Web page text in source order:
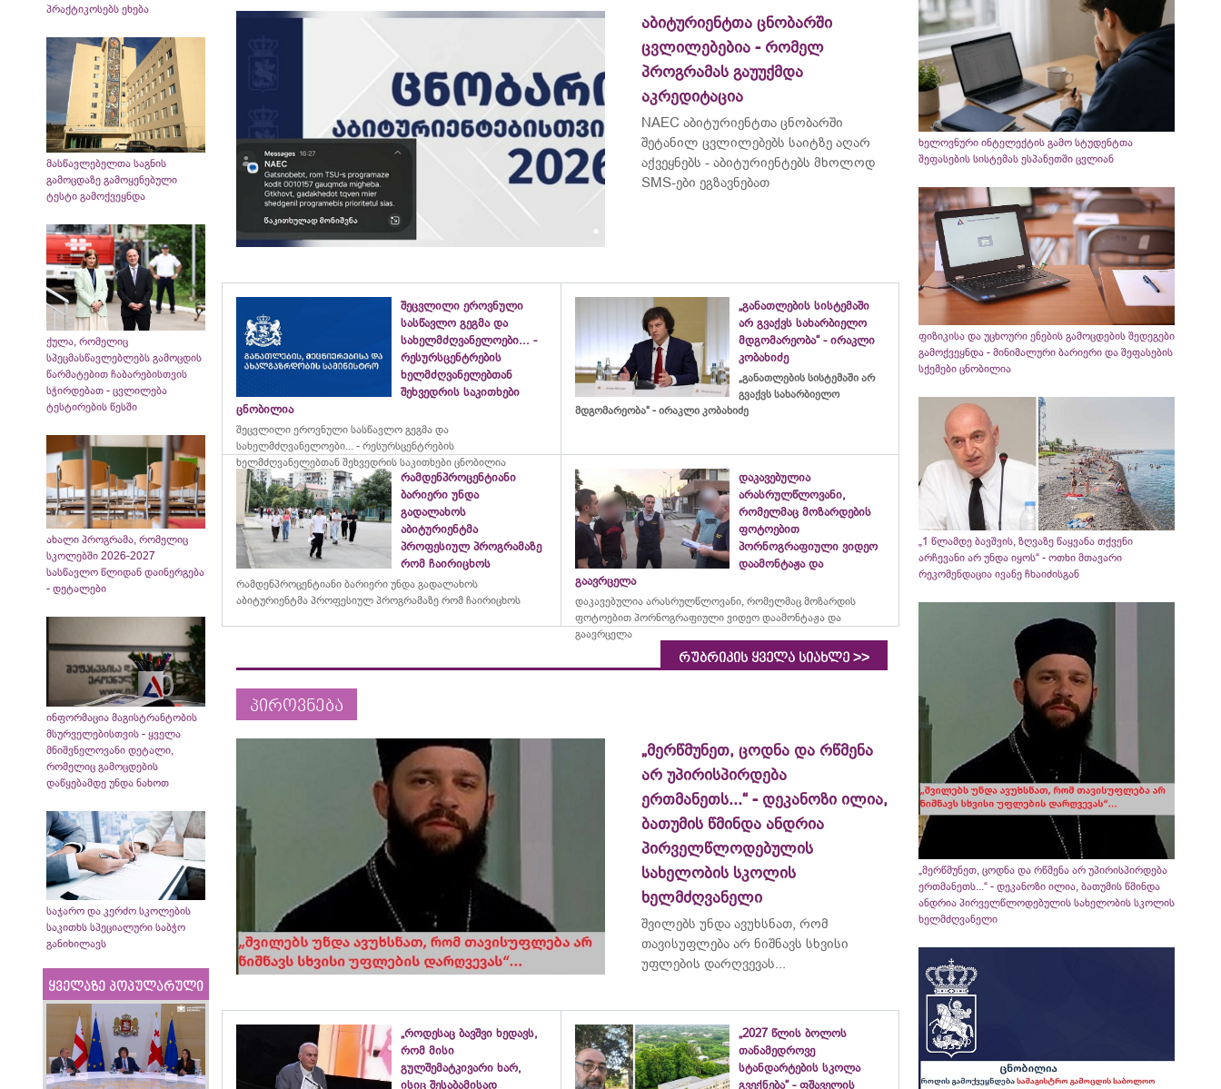
პრაქტიკოსებს ეხება
მასწავლებელთა საგნის
გამოცდაზე გამოყენებული
ტესტი გამოქვეყნდა
ქულა, რომელიც
სპეცმასწავლებლებს გამოცდის
წარმატებით ჩაბარებისთვის
სჭირდებათ - ცვლილება
ტესტირების წესში
ახალი პროგრამა, რომელიც
სკოლებში 2026-2027
სასწავლო წლიდან დაინერგება
- დეტალები
ინფორმაცია მაგისტრანტობის
მსურველებისთვის - ყველა
მნიშვნელოვანი დეტალი,
რომელიც გამოცდების
დაწყებამდე უნდა ნახოთ
საჯარო და კერძო სკოლების
საკითხს სპეციალური საბჭო
განიხილავს
ყველაზე პოპულარული
აბიტურიენტთა ცნობარში
ცვლილებებია - რომელ
პროგრამას გაუუქმდა
აკრედიტაცია
NAEC აბიტურიენტთა ცნობარში
შეტანილ ცვლილებებს საიტზე აღარ
აქვეყნებს - აბიტურიენტებს მხოლოდ
SMS-ები ეგზავნებათ
შეცვლილი ეროვნული
სასწავლო გეგმა და
სახელმძღვანელოები... -
რესურსცენტრების
ხელმძღვანელებთან
შეხვედრის საკითხები
ცნობილია
შეცვლილი ეროვნული სასწავლო გეგმა და
სახელმძღვანელოები... - რესურსცენტრების
ხელმძღვანელებთან შეხვედრის საკითხები ცნობილია
„განათლების სისტემაში
არ გვაქვს სახარბიელო
მდგომარეობა“ - ირაკლი
კობახიძე
„განათლების სისტემაში არ
გვაქვს სახარბიელო
მდგომარეობა“ - ირაკლი კობახიძე
რამდენპროცენტიანი
ბარიერი უნდა
გადალახოს
აბიტურიენტმა
პროფესიულ პროგრამაზე
რომ ჩაირიცხოს
რამდენპროცენტიანი ბარიერი უნდა გადალახოს
აბიტურიენტმა პროფესიულ პროგრამაზე რომ ჩაირიცხოს
დაკავებულია
არასრულწლოვანი,
რომელმაც მოზარდების
ფოტოებით
პორნოგრაფიული ვიდეო
დაამონტაჟა და
გაავრცელა
დაკავებულია არასრულწლოვანი, რომელმაც მოზარდის
ფოტოებით პორნოგრაფიული ვიდეო დაამონტაჟა და
გაავრცელა
რუბრიკის ყველა სიახლე >>
პიროვნება
„მერწმუნეთ, ცოდნა და რწმენა
არ უპირისპირდება
ერთმანეთს...“ - დეკანოზი ილია,
ბათუმის წმინდა ანდრია
პირველწლოდებულის
სახელობის სკოლის
ხელმძღვანელი
შვილებს უნდა ავუხსნათ, რომ
თავისუფლება არ ნიშნავს სხვისი
უფლების დარღვევას...
„როდესაც ბავშვი ხედავს,
რომ მისი
გულშემატკივარი ხარ,
ისიც შესაბამისად
„2027 წლის ბოლოს
თანამედროვე
სტანდარტების სკოლა
გვექნება“ - ფშაველის
ხელოვნური ინტელექტის გამო სტუდენტთა
შეფასების სისტემას ესპანეთში ცვლიან
ფიზიკისა და უცხოური ენების გამოცდების შედეგები
გამოქვეყნდა - მინიმალური ბარიერი და შეფასების
სქემები ცნობილია
„1 წლამდე ბავშვის, ზღვაზე წაყვანა თქვენი
არჩევანი არ უნდა იყოს“ - ოთხი მთავარი
რეკომენდაცია ივანე ჩხაიძისგან
„მერწმუნეთ, ცოდნა და რწმენა არ უპირისპირდება
ერთმანეთს...“ - დეკანოზი ილია, ბათუმის წმინდა
ანდრია პირველწლოდებულის სახელობის სკოლის
ხელმძღვანელი